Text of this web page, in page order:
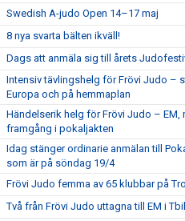
Swedish A-judo Open 14–17 maj
8 nya svarta bälten ikväll!
Dags att anmäla sig till årets
Intensiv tävlingshelg för Frövi Judo –
Europa och på hemmaplan
Händelserik helg för Frövi Judo – EM,
framgång i pokaljakten
Idag stänger ordinarie anmälan till
som är på söndag 19/4
Frövi Judo femma av 65 klubbar på
Två från Frövi Judo uttagna till EM i